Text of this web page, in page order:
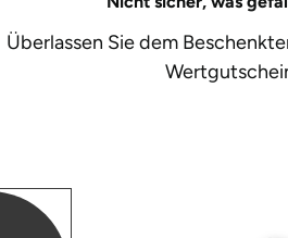
Überlassen Sie dem